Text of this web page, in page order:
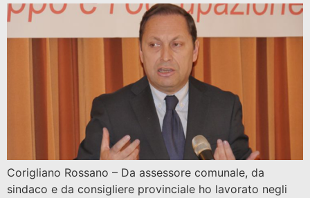
Corigliano Rossano – Da assessore comunale, da
sindaco e da consigliere provinciale ho lavorato negli